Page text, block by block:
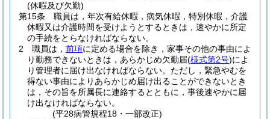
(休暇及び欠勤)
第15条
職員は，年次有給休暇，病気休暇，特別休暇，介護
休暇又は介護時間を受けようとするときは，速やかに所定
の手続をとらなければならない。
2
職員は， 前項に定める場合を除き，家事その他の事由によ
り勤務できないときは，あらかじめ欠勤届(様式第2号)によ
り管理者に届け出なければならない。 ただし，緊急やむを
得ない事由によりあらかじめ届け出ることができないとき
は，その旨を所属長に連絡するとともに，事後速やかに届
け出なければならない。
(平28病管規程18・一部改正)